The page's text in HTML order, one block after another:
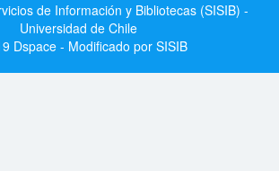
de Información y Bibliotecas (SISIB) -
Universidad de Chile
Dspace - Modificado por SISIB